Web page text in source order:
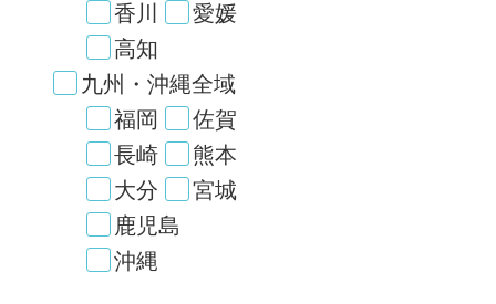
香川
愛媛
高知
九州・沖縄全域
福岡
佐賀
長崎
熊本
大分
宮城
鹿児島
沖縄